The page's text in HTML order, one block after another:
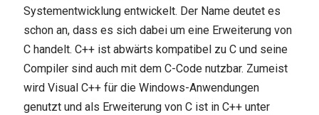
Systementwicklung entwickelt. Der Name deutet es
schon an, dass es sich dabei um eine Erweiterung von
C handelt. C++ ist abwärts kompatibel zu C und seine
Compiler sind auch mit dem C-Code nutzbar. Zumeist
wird Visual C++ für die Windows-Anwendungen
genutzt und als Erweiterung von C ist in C++ unter